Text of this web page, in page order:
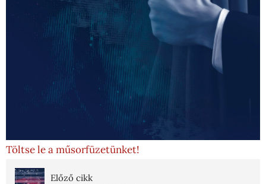
Töltse le a műsorfüzetünket!
Előző cikk